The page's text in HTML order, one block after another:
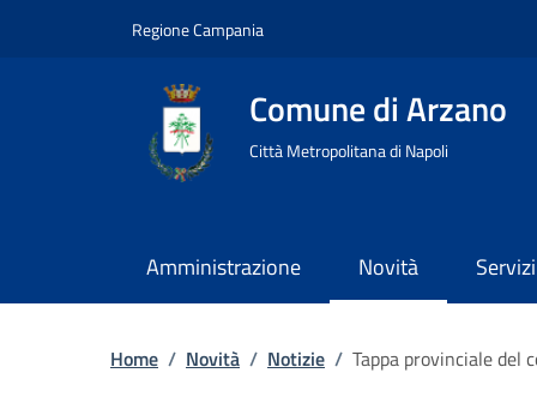
Regione Campania
Comune di Arzano
Città Metropolitana di Napoli
Amministrazione Novità Servizi
Home / Novità / Notizie / Tappa provinciale del